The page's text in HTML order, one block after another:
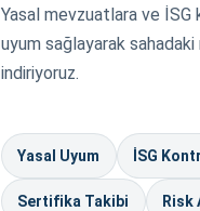
Yasal mevzuatlara ve İSG
uyum sağlayarak
indiriyoruz.
Yasal Uyum İSG
Sertifika Takibi Risk